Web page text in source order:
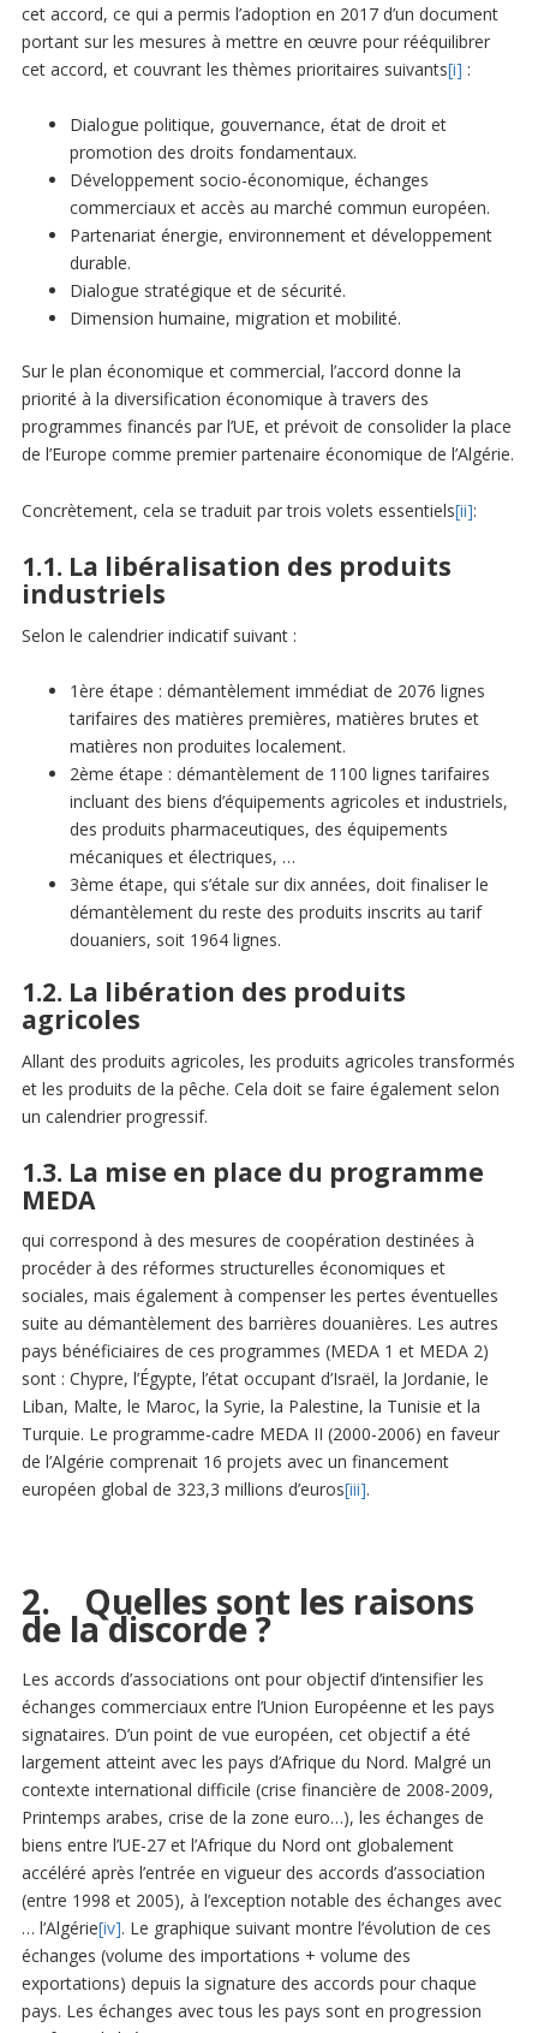
cet accord, ce qui a permis l’adoption en 2017 d’un document
portant sur les mesures à mettre en œuvre pour rééquilibrer
cet accord, et couvrant les thèmes prioritaires suivants[i] :
Dialogue politique, gouvernance, état de droit et
promotion des droits fondamentaux.
Développement socio-économique, échanges
commerciaux et accès au marché commun européen.
Partenariat énergie, environnement et développement
durable.
Dialogue stratégique et de sécurité.
Dimension humaine, migration et mobilité.
Sur le plan économique et commercial, l’accord donne la
priorité à la diversification économique à travers des
programmes financés par l’UE, et prévoit de consolider la place
de l’Europe comme premier partenaire économique de l’Algérie.
Concrètement, cela se traduit par trois volets essentiels[ii]:
1.1. La libéralisation des produits
industriels
Selon le calendrier indicatif suivant :
1ère étape : démantèlement immédiat de 2076 lignes
tarifaires des matières premières, matières brutes et
matières non produites localement.
2ème étape : démantèlement de 1100 lignes tarifaires
incluant des biens d’équipements agricoles et industriels,
des produits pharmaceutiques, des équipements
mécaniques et électriques, …
3ème étape, qui s’étale sur dix années, doit finaliser le
démantèlement du reste des produits inscrits au tarif
douaniers, soit 1964 lignes.
1.2. La libération des produits
agricoles
Allant des produits agricoles, les produits agricoles transformés
et les produits de la pêche. Cela doit se faire également selon
un calendrier progressif.
1.3. La mise en place du programme
MEDA
qui correspond à des mesures de coopération destinées à
procéder à des réformes structurelles économiques et
sociales, mais également à compenser les pertes éventuelles
suite au démantèlement des barrières douanières. Les autres
pays bénéficiaires de ces programmes (MEDA 1 et MEDA 2)
sont : Chypre, l’Égypte, l’état occupant d’Israël, la Jordanie, le
Liban, Malte, le Maroc, la Syrie, la Palestine, la Tunisie et la
Turquie. Le programme-cadre MEDA II (2000-2006) en faveur
de l’Algérie comprenait 16 projets avec un financement
européen global de 323,3 millions d’euros[iii].
2. Quelles sont les raisons
de la discorde ?
Les accords d’associations ont pour objectif d’intensifier les
échanges commerciaux entre l’Union Européenne et les pays
signataires. D’un point de vue européen, cet objectif a été
largement atteint avec les pays d’Afrique du Nord. Malgré un
contexte international difficile (crise financière de 2008-2009,
Printemps arabes, crise de la zone euro…), les échanges de
biens entre l’UE-27 et l’Afrique du Nord ont globalement
accéléré après l’entrée en vigueur des accords d’association
(entre 1998 et 2005), à l’exception notable des échanges avec
… l’Algérie[iv]. Le graphique suivant montre l’évolution de ces
échanges (volume des importations + volume des
exportations) depuis la signature des accords pour chaque
pays. Les échanges avec tous les pays sont en progression